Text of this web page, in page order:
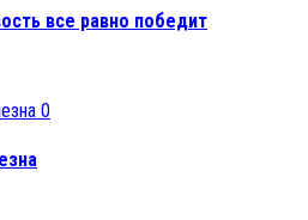
все равно победит
0